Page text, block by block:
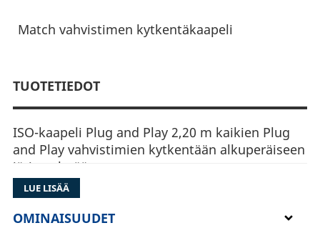
Match vahvistimen kytkentäkaapeli
TUOTETIEDOT
ISO-kaapeli Plug and Play 2,20 m kaikien Plug
and Play vahvistimien kytkentään alkuperäiseen
järjestelmään
LUE LISÄÄ
OMINAISUUDET